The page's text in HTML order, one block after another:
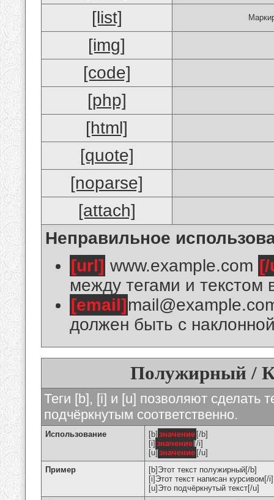
[list]
[img]
[code]
[php]
[html]
[quote]
[noparse]
[attach]
Неправильное
[url] www.example.com
между тегами и текстом
[email]
должен быть с
Полужирный /
Теги [b], [i] и [u] позволяют сделать
подчёркнутым соответственно.
Использование [b] значение [/b]
[i] значение [/i]
[u] значение [/u]
Пример
[b]Этот текст полужирный[/b]
[i]Этот текст написан курсивом[/i]
[u]Это подчёркнутый текст[/u]